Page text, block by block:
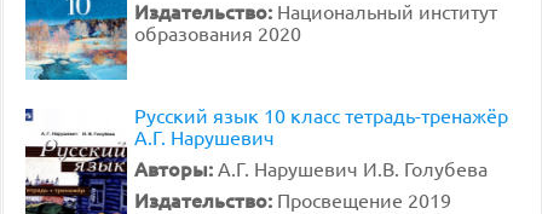
Издательство: Национальный институт
образования 2020
Русский язык 10 класс тетрадь-тренажёр
А.Г. Нарушевич
Авторы: А.Г. Нарушевич И.В. Голубева
Издательство: Просвещение 2019